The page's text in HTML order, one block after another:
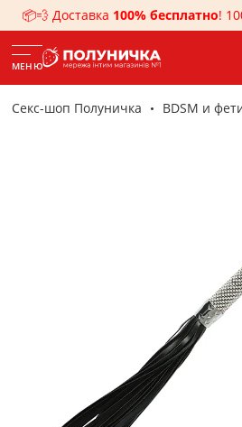
📦💨 Доставка 100% бесплатно!
МЕНЮ
Секс-шоп Полуничка BDSM и